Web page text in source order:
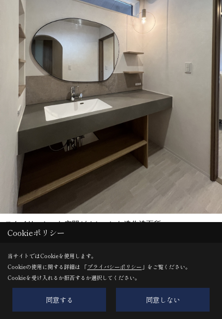
スタイリッシュな空間がオシャレな造作洗面所
トに
洗面化粧台：アイカ工業 スタイリッシュカウンター アンダ
ーボウルタイプ
Cookieポリシー
当サイトではCookieを使用します。
Cookieの使用に関する詳細は 「プライバシーポリシー 」をご覧ください。
Cookieを受け入れるか拒否するか選択してください。
同意する 同意しない